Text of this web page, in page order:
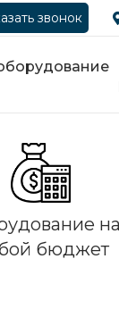
звонок
на
бюджет